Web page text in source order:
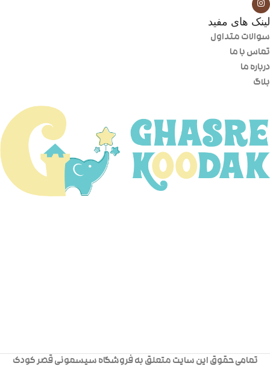
لینک های مفید
سوالات متداول
تماس با ما
درباره ما
بلاگ
تمامی حقوق این سایت متعلق به فروشگاه سیسمونی قصر کودک